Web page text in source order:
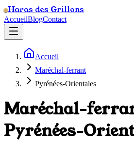
Haras des Grillons
AccueilBlogContact
Accueil
Maréchal-ferrant
Pyrénées-Orientales
Maréchal-
Pyrénées-